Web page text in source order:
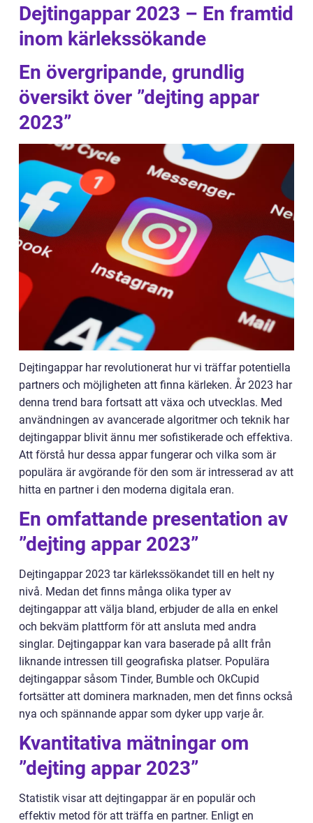
Dejtingappar 2023 – En framtid
inom kärlekssökande
En övergripande, grundlig
översikt över ”dejting appar
2023”
Dejtingappar har revolutionerat hur vi träffar potentiella
partners och möjligheten att finna kärleken. År 2023 har
denna trend bara fortsatt att växa och utvecklas. Med
användningen av avancerade algoritmer och teknik har
dejtingappar blivit ännu mer sofistikerade och effektiva.
Att förstå hur dessa appar fungerar och vilka som är
populära är avgörande för den som är intresserad av att
hitta en partner i den moderna digitala eran.
En omfattande presentation av
”dejting appar 2023”
Dejtingappar 2023 tar kärlekssökandet till en helt ny
nivå. Medan det finns många olika typer av
dejtingappar att välja bland, erbjuder de alla en enkel
och bekväm plattform för att ansluta med andra
singlar. Dejtingappar kan vara baserade på allt från
liknande intressen till geografiska platser. Populära
dejtingappar såsom Tinder, Bumble och OkCupid
fortsätter att dominera marknaden, men det finns också
nya och spännande appar som dyker upp varje år.
Kvantitativa mätningar om
”dejting appar 2023”
Statistik visar att dejtingappar är en populär och
effektiv metod för att träffa en partner. Enligt en